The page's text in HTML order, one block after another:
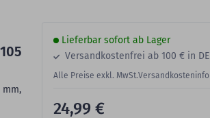
mm,
Lieferbar sofort ab Lager
Versandkostenfrei ab 100 € in DE
Alle Preise exkl. MwSt.Versandkosteninfo
24,99 €